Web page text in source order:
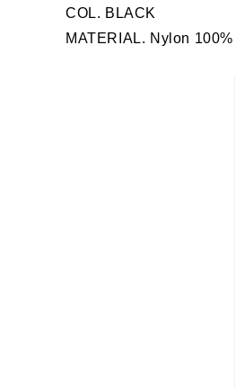
COL. BLACK
MATERIAL. Nylon 100%